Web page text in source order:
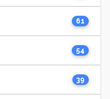
61
54
39